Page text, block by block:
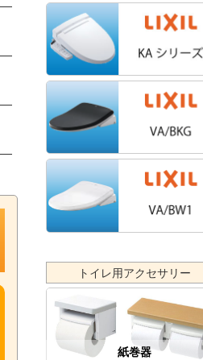
トイレ用アクセサリー
紙巻器